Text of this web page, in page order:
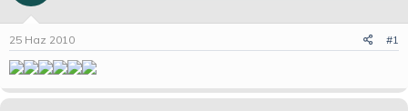
u
b
ş
g
25 Haz 2010 #1